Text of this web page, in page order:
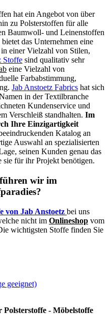
hat ein Angebot von über
zu Polsterstoffen für alle
Baumwoll- und Leinenstoffen
das Unternehmen eine
einer Vielzahl von Stilen,
Stoffe sind qualitativ sehr
eine Vielzahl von
Farbabstimmung,
Jab Anstoetz Fabrics hat sich
in der Textilbranche
Kundenservice und
Verschleiß standhalten. Im
Ihre Einzigartigkeit
Katalog an
Auswahl an spezialisierten
seinen Kunden genau das
sie für ihr Projekt benötigen.
wir im
von Jab Anstoetz bei uns
nicht im Onlineshop vom
wichtigsten Stoffe finden Sie
geeignet)
- Möbelstoffe